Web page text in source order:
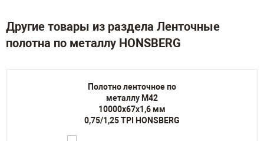
Другие товары из раздела Ленточные
полотна по металлу HONSBERG
Полотно ленточное по
металлу M42
10000х67х1,6 мм
0,75/1,25 TPI HONSBERG